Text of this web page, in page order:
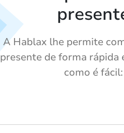
A Hablax lhe permite
presente de forma rápida
como é fácil: